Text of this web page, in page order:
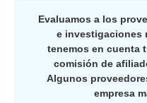
Evaluamos a los
e investigaciones
tenemos en cuenta
comisión de
Algunos
empresa